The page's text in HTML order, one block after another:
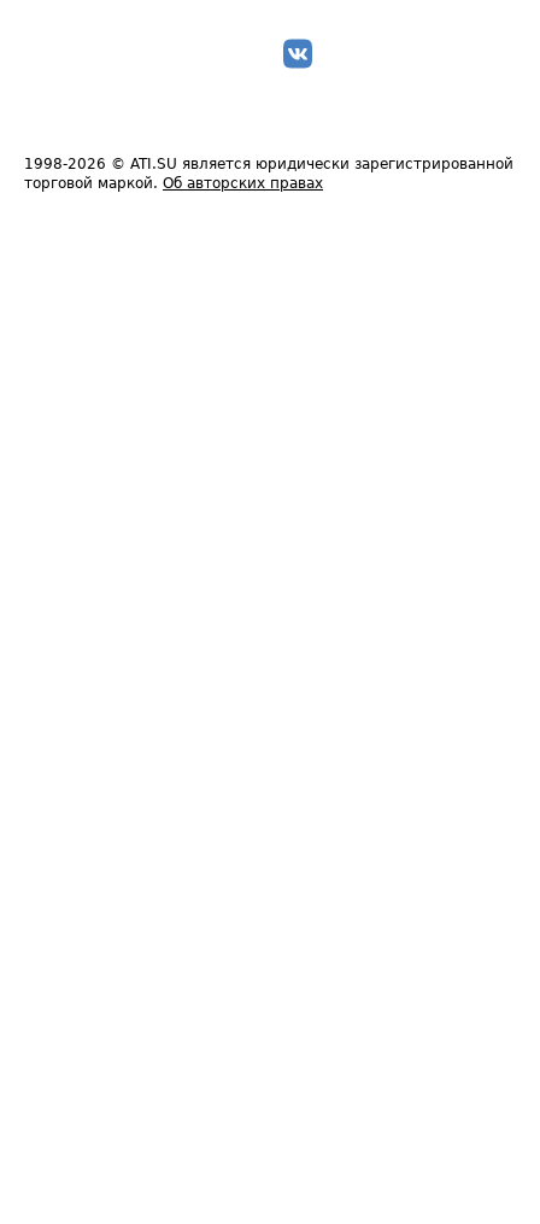
1998-2026 © ATI.SU является юридически зарегистрированной
торговой маркой. Об авторских правах